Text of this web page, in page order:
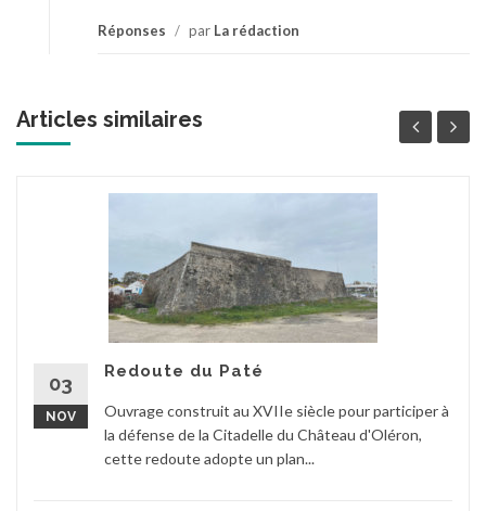
Réponses / par La rédaction
Articles similaires
03
NOV
Redoute du Paté
Ouvrage construit au XVIIe siècle pour participer à
la défense de la Citadelle du Château d'Oléron,
cette redoute adopte un plan...